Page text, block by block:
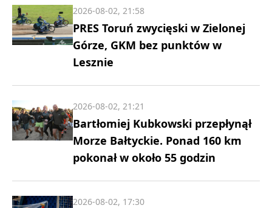
PRES Toruń zwycięski w Zielonej
Górze, GKM bez punktów w
Lesznie
2026-08-02, 21:58
Bartłomiej Kubkowski przepłynął
Morze Bałtyckie. Ponad 160 km
pokonał w około 55 godzin
2026-08-02, 21:21
2026-08-02, 17:30